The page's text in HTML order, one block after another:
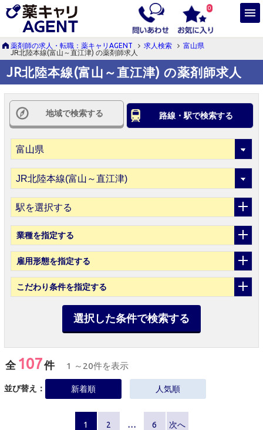
0
薬剤師の求人・転職：薬キャリAGENT 求人検索
富山県
JR北陸本線(富山～直江津) の薬剤師求人
JR北陸本線(富山～直江津) の薬剤師求人
地域で検索する 路線・駅で検索する
駅を選択する
業種を指定する
雇用形態を指定する
こだわり条件を指定する
選択した条件で検索する
全 107件 1 ～20件を表示
並び替え： 新着順 人気順
1 2 … 6 次へ